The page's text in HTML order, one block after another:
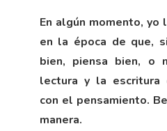
En algún momento, yo
en la época de que,
bien, piensa bien, o
lectura y la escritura
con el pensamiento.
manera.